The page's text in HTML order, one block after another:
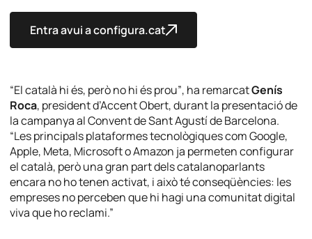
Entra avui a configura.cat
“El català hi és, però no hi és prou”, ha remarcatGenís
Roca, president d’Accent Obert, durant la presentació de
la campanya al Convent de Sant Agustí de Barcelona.
“Les principals plataformes tecnològiques com Google,
Apple, Meta, Microsoft o Amazon ja permeten configurar
el català, però una gran part dels catalanoparlants
encara no ho tenen activat, i això té conseqüències: les
empreses no perceben que hi hagi una comunitat digital
viva que ho reclami.”